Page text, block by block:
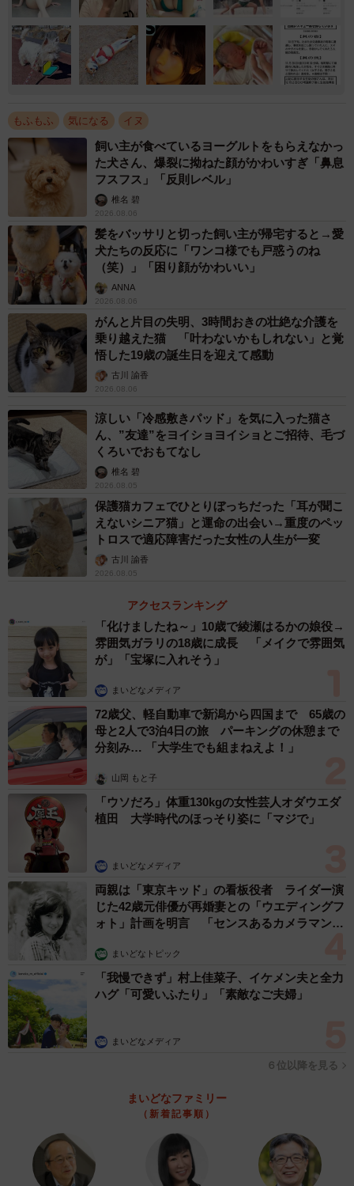
もふもふ 気になる イヌ
飼い主が食べているヨーグルトをもらえなかっ
た犬さん、爆裂に拗ねた顔がかわいすぎ「鼻息
フスフス」「反則レベル」
椎名 碧
2026.08.06
髪をバッサリと切った飼い主が帰宅すると→愛
犬たちの反応に「ワンコ様でも戸惑うのね
（笑）」「困り顔がかわいい」
ANNA
2026.08.06
がんと片目の失明、3時間おきの壮絶な介護を
乗り越えた猫 「叶わないかもしれない」と覚
悟した19歳の誕生日を迎えて感動
古川 諭香
2026.08.06
涼しい「冷感敷きパッド」を気に入った猫さ
ん、”友達”をヨイショヨイショとご招待、毛づ
くろいでおもてなし
椎名 碧
2026.08.05
保護猫カフェでひとりぼっちだった「耳が聞こ
えないシニア猫」と運命の出会い→重度のペッ
トロスで適応障害だった女性の人生が一変
古川 諭香
2026.08.05
アクセスランキング
「化けましたね～」10歳で綾瀬はるかの娘役→
雰囲気ガラリの18歳に成長 「メイクで雰囲気
が」「宝塚に入れそう」
まいどなメディア
72歳父、軽自動車で新潟から四国まで 65歳の
母と2人で3泊4日の旅 パーキングの休憩まで
分刻み… 「大学生でも組まねえよ！」
山岡 もと子
「ウソだろ」体重130kgの女性芸人オダウエダ
植田 大学時代のほっそり姿に「マジで」
まいどなメディア
両親は「東京キッド」の看板役者 ライダー演
じた42歳元俳優が再婚妻との「ウエディングフ
ォト」計画を明言 「センスあるカメラマン求
まいどなトピック
「我慢できず」村上佳菜子、イケメン夫と全力
ハグ「可愛いふたり」「素敵なご夫婦」
まいどなメディア
６位以降を見る
まいどなファミリー
（新着記事順）